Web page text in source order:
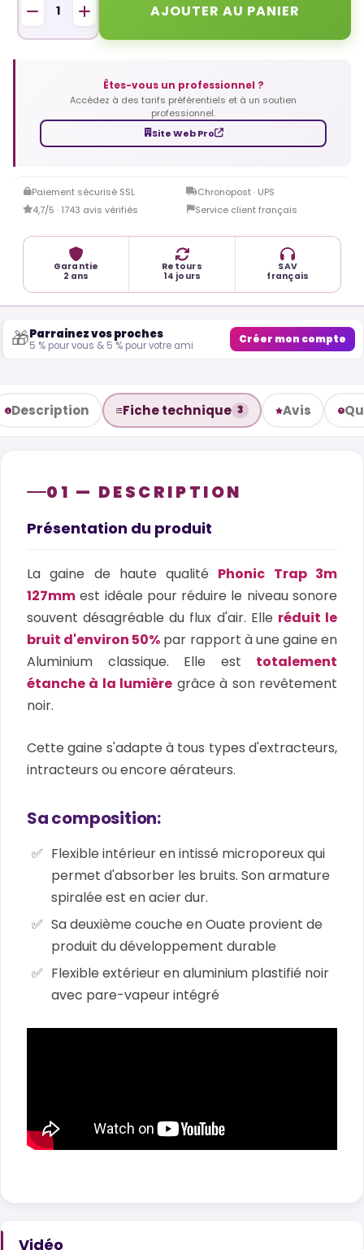
AJOUTER AU PANIER
Êtes-vous un professionnel ?
Accédez à des tarifs préférentiels et à un soutien
professionnel.
Site Web Pro
Paiement sécurisé SSL
Chronopost · UPS
4,7/5 · 1743 avis vérifiés
Service client français
Garantie
2 ans
Retours
14 jours
SAV
français
🎁Parrainez vos proches
5 % pour vous & 5 % pour votre ami Créer mon compte
Description Fiche technique 3 Avis
01 — DESCRIPTION
Présentation du produit
La gaine de haute qualité Phonic Trap 3m
127mm est idéale pour réduire le niveau sonore
souvent désagréable du flux d'air. Elle réduit le
bruit d'environ 50% par rapport à une gaine en
Aluminium classique. Elle est totalement
étanche à la lumière grâce à son revêtement
noir.
Cette gaine s'adapte à tous types d'extracteurs,
intracteurs ou encore aérateurs.
Sa composition:
Flexible intérieur en intissé microporeux qui
permet d'absorber les bruits. Son armature
spiralée est en acier dur.
Sa deuxième couche en Ouate provient de
produit du développement durable
Flexible extérieur en aluminium plastifié noir
avec pare-vapeur intégré
Vidéo